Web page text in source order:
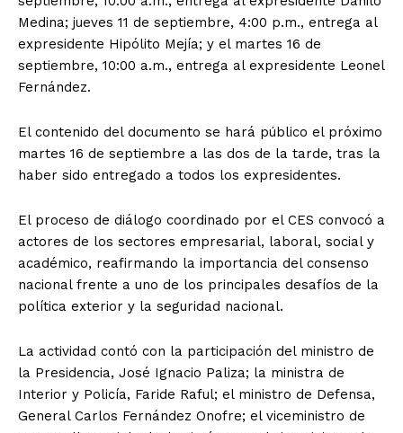
Medina; jueves 11 de septiembre, 4:00 p.m., entrega al
expresidente Hipólito Mejía; y el martes 16 de
septiembre, 10:00 a.m., entrega al expresidente Leonel
Fernández.
El contenido del documento se hará público el próximo
martes 16 de septiembre a las dos de la tarde, tras la
haber sido entregado a todos los expresidentes.
El proceso de diálogo coordinado por el CES convocó a
actores de los sectores empresarial, laboral, social y
académico, reafirmando la importancia del consenso
nacional frente a uno de los principales desafíos de la
política exterior y la seguridad nacional.
La actividad contó con la participación del ministro de
la Presidencia, José Ignacio Paliza; la ministra de
Interior y Policía, Faride Raful; el ministro de Defensa,
General Carlos Fernández Onofre; el viceministro de